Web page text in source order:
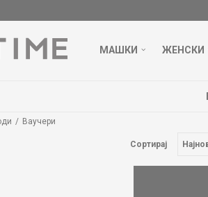
МАШКИ ЖЕНСКИ
Ваучери
Сортирај